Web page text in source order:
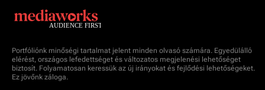
Portfóliónk minőségi tartalmat jelent minden olvasó számára. Egyedülálló
elérést, országos lefedettséget és változatos megjelenési lehetőséget
biztosít. Folyamatosan keressük az új irányokat és fejlődési lehetőségeket.
Ez jövőnk záloga.